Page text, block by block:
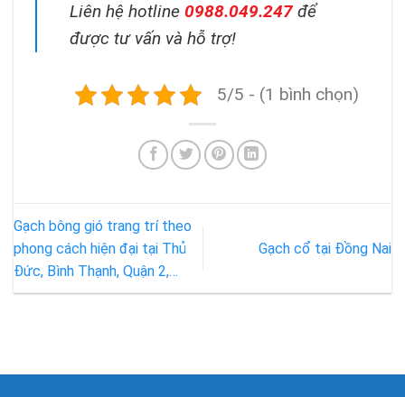
Liên hệ hotline 0988.049.247 để
được tư vấn và hỗ trợ!
5/5 - (1 bình chọn)
Gạch bông gió trang trí theo
phong cách hiện đại tại Thủ
Đức, Bình Thạnh, Quận 2,…
Gạch cổ tại Đồng Nai